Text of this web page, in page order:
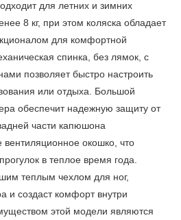
для летних и зимних
8 кг, при этом коляска обладает
для комфортной
спинка, без лямок, с
позволяет быстро настроить
или отдыха. Большой
обеспечит надежную защиту от
части капюшона
окошко, что
в теплое время года.
теплым чехлом для ног,
и создаст комфорт внутри
этой модели являются